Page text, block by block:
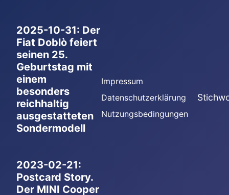
2025-10-31: Der
Fiat Doblò feiert
seinen 25.
Geburtstag mit
einem
besonders
reichhaltig
ausgestatteten
Sondermodell
2023-02-21:
Postcard Story.
Der MINI Cooper
Impressum
Datenschutzerklärung
Nutzungsbedingungen